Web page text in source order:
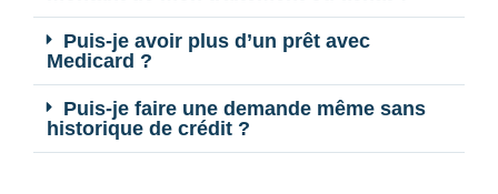
Puis-je avoir plus d’un prêt avec
Medicard ?
Puis-je faire une demande même sans
historique de crédit ?